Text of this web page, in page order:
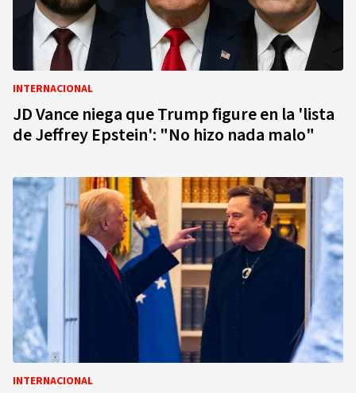
INTERNACIONAL
JD Vance niega que Trump figure en la 'lista
de Jeffrey Epstein': "No hizo nada malo"
INTERNACIONAL